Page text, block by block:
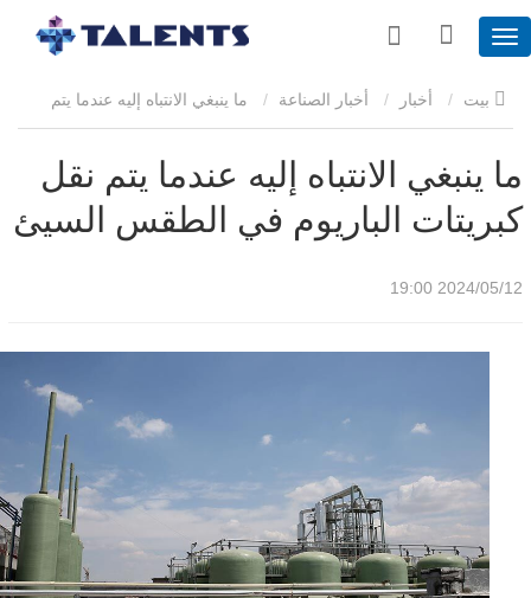
أخبار أخبار الصناعة ما ينبغي الانتباه إليه عندما يتم
نقل كبريتات الباريوم في الطقس السيئ
ما ينبغي الانتباه إليه عندما يتم نقل
كبريتات الباريوم في الطقس السيئ
2024/05/12 19:00